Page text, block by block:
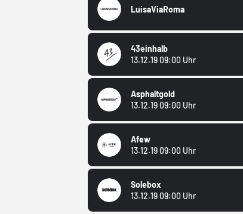
LuisaViaRoma
43einhalb
13.12.19 09:00 Uhr
Asphaltgold
13.12.19 09:00 Uhr
Afew
13.12.19 09:00 Uhr
Solebox
13.12.19 09:00 Uhr